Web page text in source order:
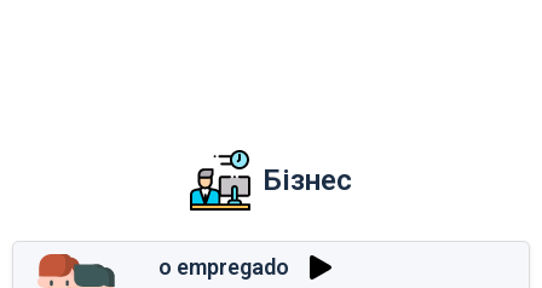
Бізнес
o empregado